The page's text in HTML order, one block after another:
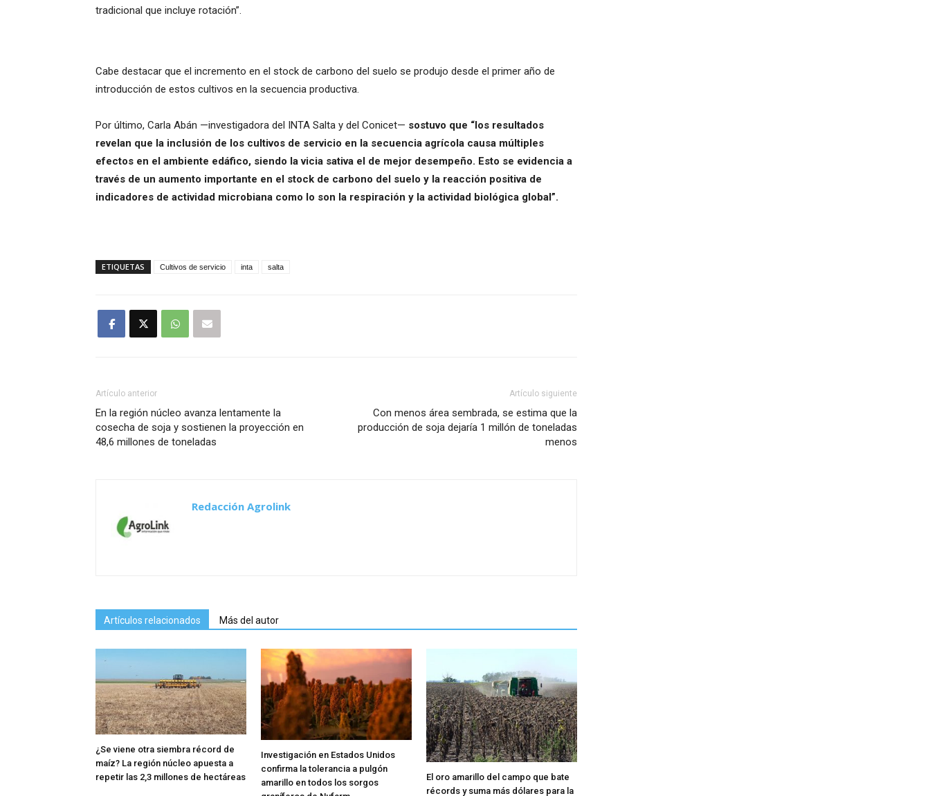
tradicional que incluye rotación”.
Cabe destacar que el incremento en el stock de carbono del suelo se produjo desde el primer año de
introducción de estos cultivos en la secuencia productiva.
Por último, Carla Abán —investigadora del INTA Salta y del Conicet— sostuvo que “los resultados
revelan que la inclusión de los cultivos de servicio en la secuencia agrícola causa múltiples
efectos en el ambiente edáfico, siendo la vicia sativa el de mejor desempeño. Esto se evidencia a
través de un aumento importante en el stock de carbono del suelo y la reacción positiva de
indicadores de actividad microbiana como lo son la respiración y la actividad biológica global”.
ETIQUETAS Cultivos de servicio inta salta
Artículo anterior
En la región núcleo avanza lentamente la
cosecha de soja y sostienen la proyección en
48,6 millones de toneladas
Artículo siguiente
Con menos área sembrada, se estima que la
producción de soja dejaría 1 millón de toneladas
menos
Redacción Agrolink
Artículos relacionados Más del autor
¿Se viene otra siembra récord de
maíz? La región núcleo apuesta a
repetir las 2,3 millones de hectáreas
Investigación en Estados Unidos
confirma la tolerancia a pulgón
amarillo en todos los sorgos
El oro amarillo del campo que bate
récords y suma más dólares para la